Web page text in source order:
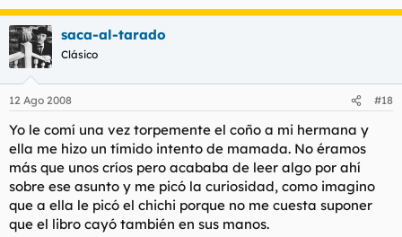
saca-al-tarado
Clásico
12 Ago 2008 #18
Yo le comí una vez torpemente el coño a mi hermana y
ella me hizo un tímido intento de mamada. No éramos
más que unos críos pero acababa de leer algo por ahí
sobre ese asunto y me picó la curiosidad, como imagino
que a ella le picó el chichi porque no me cuesta suponer
que el libro cayó también en sus manos.